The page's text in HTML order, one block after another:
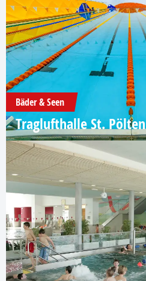
Bäder & Seen
Traglufthalle St. Pölten